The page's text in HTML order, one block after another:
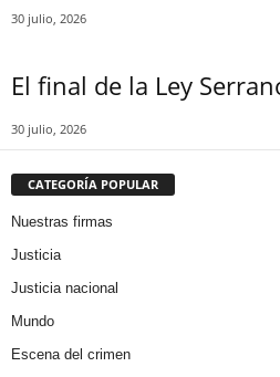
30 julio, 2026
El final de la Ley
30 julio, 2026
CATEGORÍA POPULAR
Nuestras firmas
Justicia
Justicia nacional
Mundo
Escena del crimen